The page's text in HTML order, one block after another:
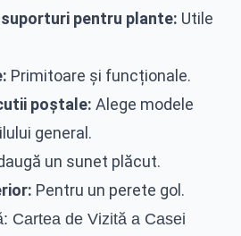
pentru plante: Utile
Primitoare și funcționale.
poștale: Alege modele
general.
un sunet plăcut.
Pentru un perete gol.
Cartea de Vizită a Casei